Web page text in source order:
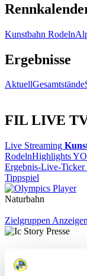
Kunstbahn Rodeln
Ergebnisse
AktuellGesamtstände
FIL LIVE
Live Streaming
RodelnHighlights
Ergebnis-Live-Ticker
Tippspiel
Naturbahn
Zielgruppen Anzeigen
Für Presse-